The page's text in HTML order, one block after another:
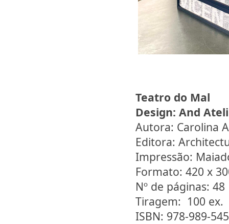
Teatro do Mal
Design: And
Autora: Carolina
Editora:
Impressão:
Formato: 420 x
Nº de páginas: 48
Tiragem: 100 ex.
ISBN: 978-989-